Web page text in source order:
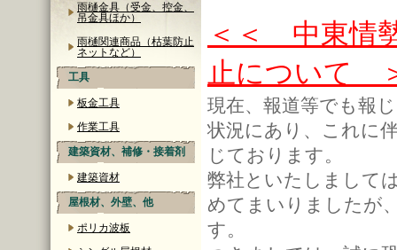
雨樋金具（受金、控金、
吊金具ほか）
雨樋関連商品（枯葉防止
ネットなど）
工具
板金工具
作業工具
建築資材、補修・接着剤
建築資材
屋根材、外壁、他
ポリカ波板
＜＜ 中東情
止について
現在、報道等でも報
状況にあり、これに
じております。
弊社といたしまして
めてまいりましたが
す。